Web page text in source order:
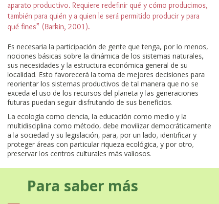
aparato productivo. Requiere redefinir qué y cómo producimos,
también para quién y a quien le será permitido producir y para
qué fines” (Barkin, 2001).
Es necesaria la participación de gente que tenga, por lo menos,
nociones básicas sobre la dinámica de los sistemas naturales,
sus necesidades y la estructura económica general de su
localidad. Esto favorecerá la toma de mejores decisiones para
reorientar los sistemas productivos de tal manera que no se
exceda el uso de los recursos del planeta y las generaciones
futuras puedan seguir disfrutando de sus beneficios.
La ecología como ciencia, la educación como medio y la
multidisciplina como método, debe movilizar democráticamente
a la sociedad y su legislación, para, por un lado, identificar y
proteger áreas con particular riqueza ecológica, y por otro,
preservar los centros culturales más valiosos.
Para saber más